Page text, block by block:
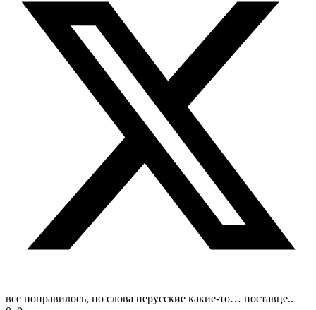
все понравилось, но слова нерусские какие-то… поставце..